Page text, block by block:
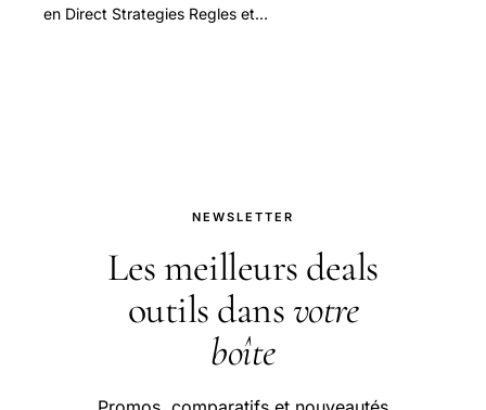
en Direct Strategies Regles et
NEWSLETTER
Les meilleurs deals
outils dansvotre
boîte